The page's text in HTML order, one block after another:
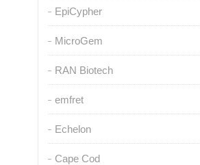
EpiCypher
MicroGem
RAN Biotech
emfret
Echelon
Cape Cod